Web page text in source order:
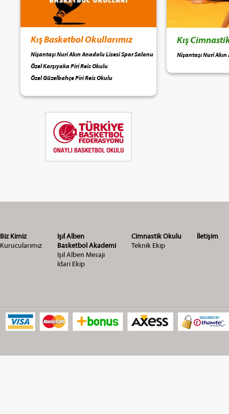
Kış Basketbol Okullarımız
Nişantaşı Nuri Akın Anadolu Lisesi Spor Salonu
Özel Karşıyaka Piri Reis Okulu
Özel Güzelbahçe Piri Reis Okulu
Kış
Nişantaşı Nuri
Biz Kimiz
Kurucularımız
Işıl Alben
Basketbol Akademi
Işıl Alben Mesajı
İdari Ekip
Cimnastik Okulu
Teknik Ekip
İletişim